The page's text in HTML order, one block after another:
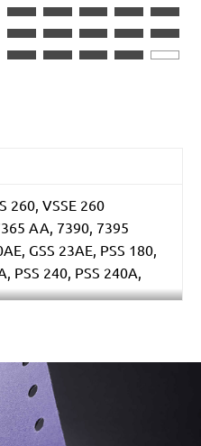
260, VSSE 260
AA, 7390, 7395
GSS 23AE, PSS 180,
PSS 240, PSS 240A,
KA186E